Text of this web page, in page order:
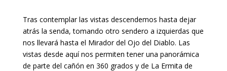
Tras contemplar las vistas descendemos hasta dejar
atrás la senda, tomando otro sendero a izquierdas que
nos llevará hasta el Mirador del Ojo del Diablo. Las
vistas desde aquí nos permiten tener una panorámica
de parte del cañón en 360 grados y de La Ermita de